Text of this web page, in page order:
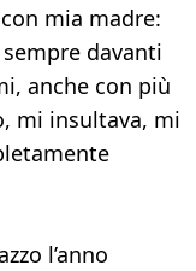
mia madre:
davanti
anche con più
mi insultava, mi
l’anno